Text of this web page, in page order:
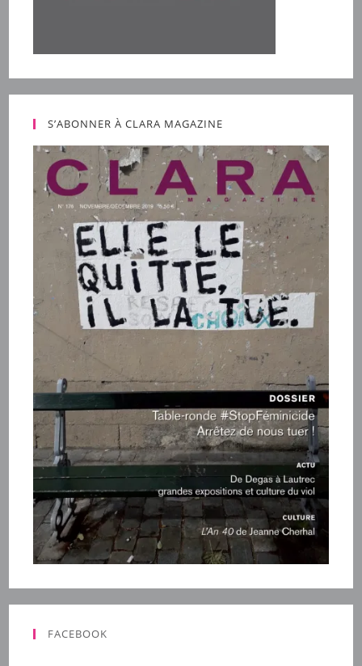
S’ABONNER À CLARA MAGAZINE
FACEBOOK